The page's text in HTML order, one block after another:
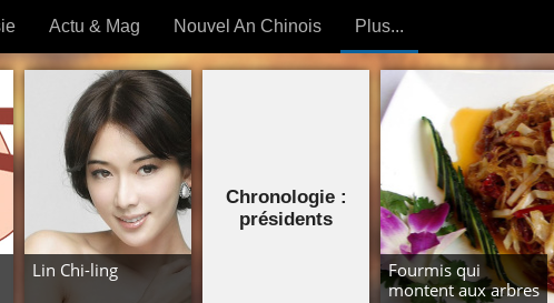
Actu & Mag
Magazine
Articles intemporels
Nouvel An Chinois Plus...
Forum (archives)
Lin Chi-ling
Chronologie :
présidents
Fourmis qui
montent aux arbres